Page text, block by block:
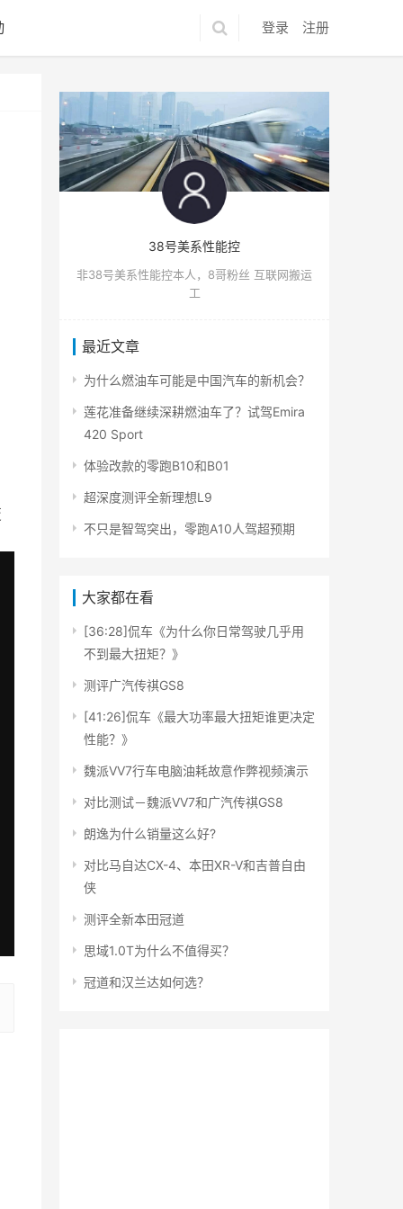
登录 注册
38号美系性能控
非38号美系性能控本人，8哥粉丝 互联网搬运
工
最近文章
为什么燃油车可能是中国汽车的新机会？
莲花准备继续深耕燃油车了？试驾Emira
420 Sport
体验改款的零跑B10和B01
超深度测评全新理想L9
不只是智驾突出，零跑A10人驾超预期
大家都在看
[36:28]侃车《为什么你日常驾驶几乎用
不到最大扭矩？》
测评广汽传祺GS8
[41:26]侃车《最大功率最大扭矩谁更决定
性能？》
魏派VV7行车电脑油耗故意作弊视频演示
对比测试－魏派VV7和广汽传祺GS8
朗逸为什么销量这么好?
对比马自达CX-4、本田XR-V和吉普自由
侠
测评全新本田冠道
思域1.0T为什么不值得买？
冠道和汉兰达如何选？